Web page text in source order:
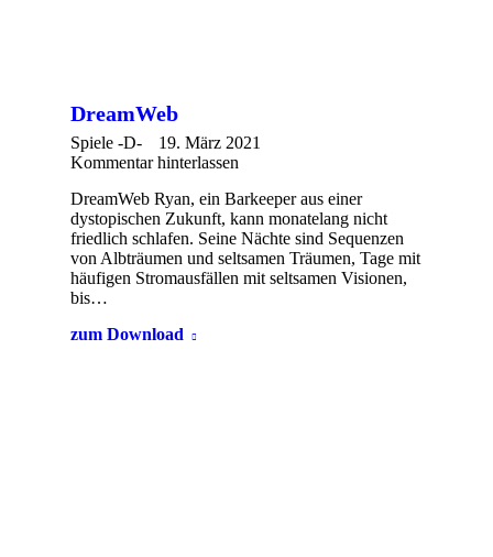
DreamWeb
Spiele -D-
19. März 2021
Kommentar hinterlassen
DreamWeb Ryan, ein Barkeeper aus einer
dystopischen Zukunft, kann monatelang nicht
friedlich schlafen. Seine Nächte sind Sequenzen
von Albträumen und seltsamen Träumen, Tage mit
häufigen Stromausfällen mit seltsamen Visionen,
bis…
zum Download